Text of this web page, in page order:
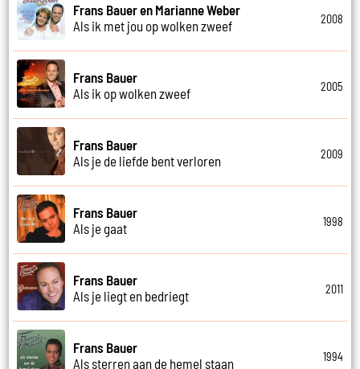
Frans Bauer en Marianne Weber
Als ik met jou op wolken zweef
2008
Frans Bauer
Als ik op wolken zweef
2005
Frans Bauer
Als je de liefde bent verloren
2009
Frans Bauer
Als je gaat
1998
Frans Bauer
Als je liegt en bedriegt
2011
Frans Bauer
Als sterren aan de hemel staan
1994